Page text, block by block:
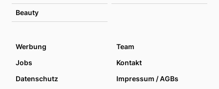
Beauty
Werbung
Team
Jobs
Kontakt
Datenschutz
Impressum / AGBs